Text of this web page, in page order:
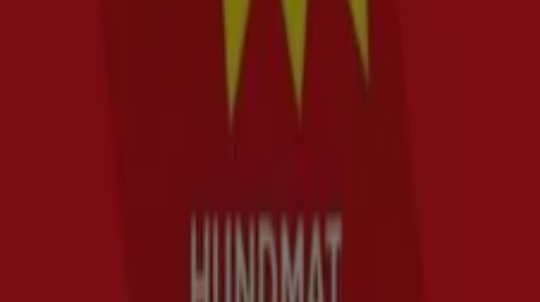
Butiken är felaktigt angiven på kartan
Veckovis annonsfeedback
Tekniska problem och allmän feedback